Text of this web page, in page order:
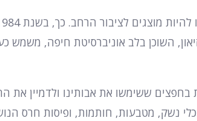
השוכן בלב אוניברסיטת חיפה, משמש
בחפצים ששימשו את אבותינו ולדמיין את
נשק, מטבעות, חותמות, ופיסות חרס